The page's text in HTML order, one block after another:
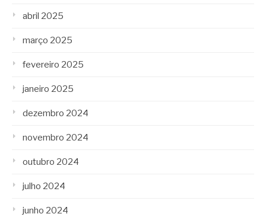
abril 2025
março 2025
fevereiro 2025
janeiro 2025
dezembro 2024
novembro 2024
outubro 2024
julho 2024
junho 2024